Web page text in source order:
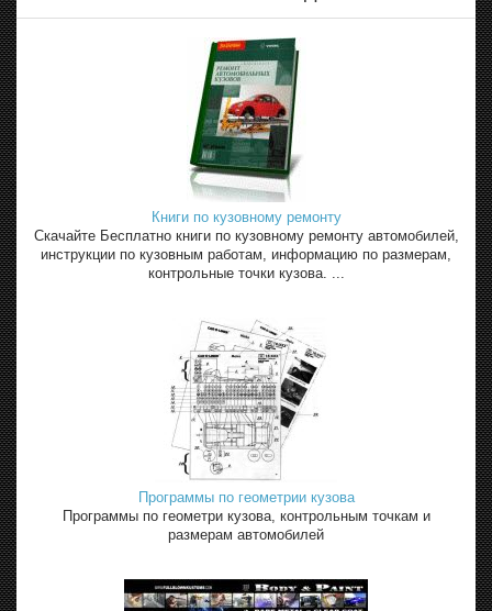
Книги по кузовному ремонту
Скачайте Бесплатно книги по кузовному ремонту автомобилей,
инструкции по кузовным работам, информацию по размерам,
контрольные точки кузова. ...
Программы по геометрии кузова
Программы по геометри кузова, контрольным точкам и
размерам автомобилей